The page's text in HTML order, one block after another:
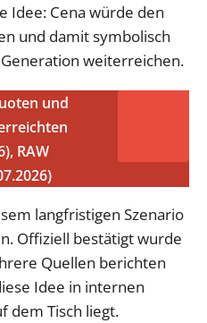
Idee: Cena würde den
und damit symbolisch
weiterreichen.
und
RAW
langfristigen Szenario
Offiziell bestätigt wurde
Quellen berichten
Idee in internen
dem Tisch liegt.